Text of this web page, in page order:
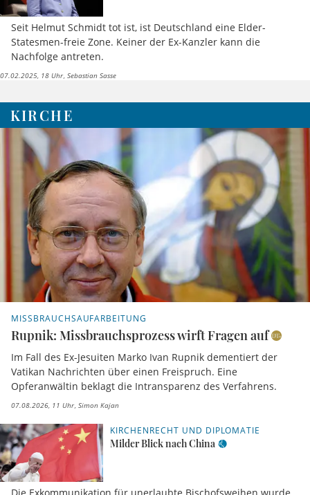
Seit Helmut Schmidt tot ist, ist Deutschland eine Elder-
Statesmen-freie Zone. Keiner der Ex-Kanzler kann die
Nachfolge antreten.
07.02.2025, 18 Uhr Sebastian Sasse
KIRCHE
MISSBRAUCHSAUFARBEITUNG
Rupnik: Missbrauchsprozess wirft Fragen auf
Im Fall des Ex-Jesuiten Marko Ivan Rupnik dementiert der
Vatikan Nachrichten über einen Freispruch. Eine
Opferanwältin beklagt die Intransparenz des Verfahrens.
07.08.2026, 11 Uhr Simon Kajan
KIRCHENRECHT UND DIPLOMATIE
Milder Blick nach China